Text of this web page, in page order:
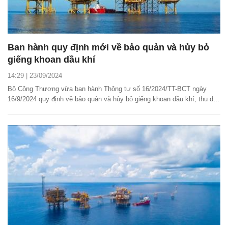
Ban hành quy định mới về bảo quản và hủy bỏ
giếng khoan dầu khí
14:29 | 23/09/2024
Bộ Công Thương vừa ban hành Thông tư số 16/2024/TT-BCT ngày
16/9/2024 quy định về bảo quản và hủy bỏ giếng khoan dầu khí, thu dọn